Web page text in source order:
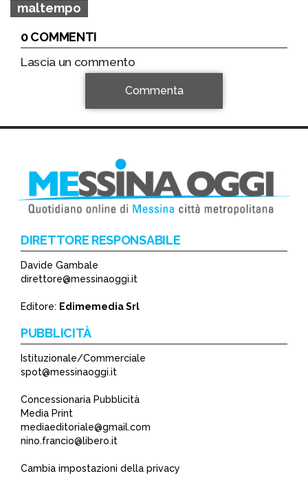
maltempo
0 COMMENTI
Lascia un commento
*
Commenta
DIRETTORE RESPONSABILE
Davide Gambale
direttore@messinaoggi.it
Editore: Edimemedia Srl
PUBBLICITÀ
Istituzionale/Commerciale
spot@messinaoggi.it
Concessionaria Pubblicità
Media Print
mediaeditoriale@gmail.com
nino.francio@libero.it
Cambia impostazioni della privacy